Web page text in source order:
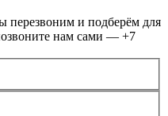
перезвоним и подберём для
нам сами — +7